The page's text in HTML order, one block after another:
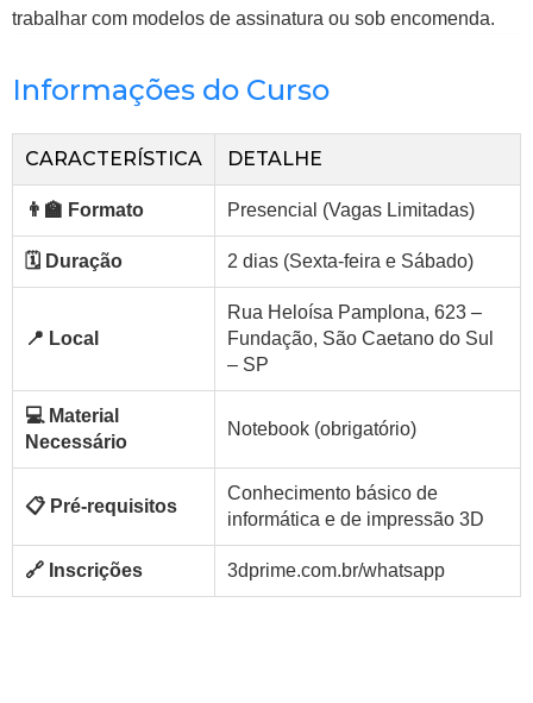
trabalhar com modelos de assinatura ou sob encomenda.
Informações do Curso
CARACTERÍSTICA DETALHE
👨‍🏫 Formato Presencial (Vagas Limitadas)
🗓️ Duração 2 dias (Sexta-feira e Sábado)
📍 Local
Rua Heloísa Pamplona, 623 –
Fundação, São Caetano do Sul
– SP
💻 Material
Necessário
Notebook (obrigatório)
📋 Pré-requisitos
Conhecimento básico de
informática e de impressão 3D
🔗 Inscrições 3dprime.com.br/whatsapp